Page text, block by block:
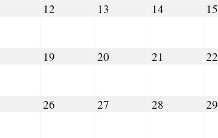
11.08.2026
12 12.08.2026
13 13.08.2026
14 14.08.2026
15
18.08.2026
19 19.08.2026
20 20.08.2026
21 21.08.2026
22
25.08.2026
26 26.08.2026
27 27.08.2026
28 28.08.2026
29